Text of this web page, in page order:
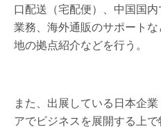
口配送（宅配便）、中国国
業務、海外通販のサポート
地の拠点紹介などを行う。
また、出展している日本企
アでビジネスを展開する上